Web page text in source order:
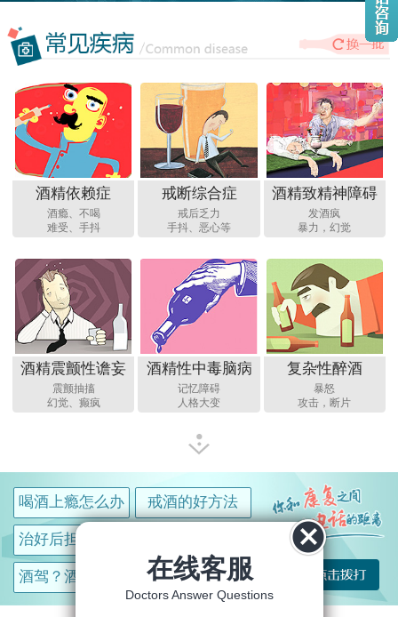
酒精依赖症
酒瘾、不喝
难受、手抖
戒断综合症
戒后乏力
手抖、恶心等
酒精致精神障碍
发酒疯
暴力，幻觉
酒精震颤性谵妄
震颤抽搐
幻觉、癫疯
酒精性中毒脑病
记忆障碍
人格大变
复杂性醉酒
暴怒
攻击，断片
喝酒上瘾怎么办 戒酒的好方法
治好后担心复饮
酒驾？酒后家暴 不想连累家人
在线客服
Doctors Answer Questions